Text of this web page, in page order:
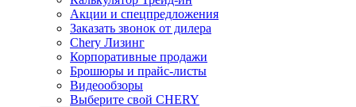
Акции и спецпредложения
Заказать звонок от дилера
Chery Лизинг
Корпоративные продажи
Брошюры и прайс-листы
Видеообзоры
Выберите свой CHERY